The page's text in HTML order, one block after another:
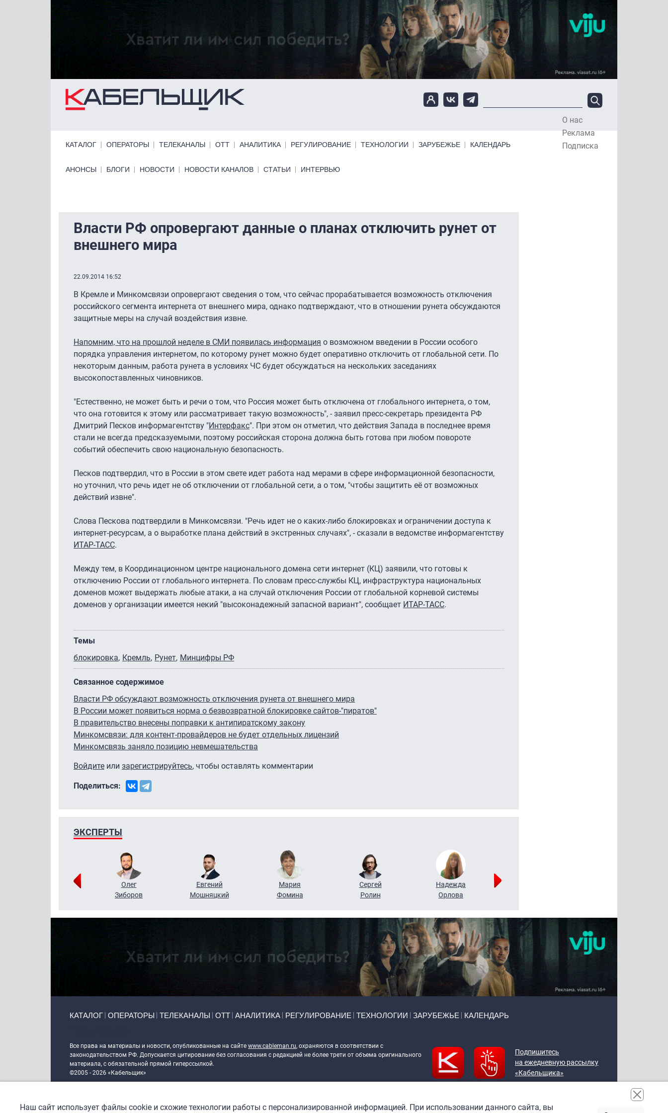
О нас
Реклама
Подписка
КАТАЛОГ ОПЕРАТОРЫ ТЕЛЕКАНАЛЫ ОТТ АНАЛИТИКА РЕГУЛИРОВАНИЕ ТЕХНОЛОГИИ ЗАРУБЕЖЬЕ КАЛЕНДАРЬ
Primary links bottom
АНОНСЫ БЛОГИ НОВОСТИ НОВОСТИ КАНАЛОВ СТАТЬИ ИНТЕРВЬЮ
Власти РФ опровергают данные о планах отключить рунет от
внешнего мира
22.09.2014 16:52
В Кремле и Минкомсвязи опровергают сведения о том, что сейчас прорабатывается возможность отключения
российского сегмента интернета от внешнего мира, однако подтверждают, что в отношении рунета обсуждаются
защитные меры на случай воздействия извне.
Напомним, что на прошлой неделе в СМИ появилась информация о возможном введении в России особого
порядка управления интернетом, по которому рунет можно будет оперативно отключить от глобальной сети. По
некоторым данным, работа рунета в условиях ЧС будет обсуждаться на нескольких заседаниях
высокопоставленных чиновников.
"Естественно, не может быть и речи о том, что Россия может быть отключена от глобального интернета, о том,
что она готовится к этому или рассматривает такую возможность", - заявил пресс-секретарь президента РФ
Дмитрий Песков информагентству "Интерфакс". При этом он отметил, что действия Запада в последнее время
стали не всегда предсказуемыми, поэтому российская сторона должна быть готова при любом повороте
событий обеспечить свою национальную безопасность.
Песков подтвердил, что в России в этом свете идет работа над мерами в сфере информационной безопасности,
но уточнил, что речь идет не об отключении от глобальной сети, а о том, "чтобы защитить её от возможных
действий извне".
Слова Пескова подтвердили в Минкомсвязи. "Речь идет не о каких-либо блокировках и ограничении доступа к
интернет-ресурсам, а о выработке плана действий в экстренных случаях", - сказали в ведомстве информагентству
ИТАР-ТАСС.
Между тем, в Координационном центре национального домена сети интернет (КЦ) заявили, что готовы к
отключению России от глобального интернета. По словам пресс-службы КЦ, инфраструктура национальных
доменов может выдержать любые атаки, а на случай отключения России от глобальной корневой системы
доменов у организации имеется некий "высоконадежный запасной вариант", сообщает ИТАР-ТАСС.
Темы
блокировка Кремль Рунет Минцифры РФ
Связанное содержимое
Власти РФ обсуждают возможность отключения рунета от внешнего мира
В России может появиться норма о безвозвратной блокировке сайтов-"пиратов"
В правительство внесены поправки к антипиратскому закону
Минкомсвязи: для контент-провайдеров не будет отдельных лицензий
Минкомсвязь заняло позицию невмешательства
Войдите или зарегистрируйтесь, чтобы оставлять комментарии
Поделиться:
ЭКСПЕРТЫ
Олег
Зиборов
Евгений
Мошняцкий
Мария
Фомина
Сергей
Ролин
Надежда
Орлова
КАТАЛОГ ОПЕРАТОРЫ ТЕЛЕКАНАЛЫ ОТТ АНАЛИТИКА РЕГУЛИРОВАНИЕ ТЕХНОЛОГИИ ЗАРУБЕЖЬЕ КАЛЕНДАРЬ
Все права на материалы и новости, опубликованные на сайте www.cableman.ru, охраняются в соответствии с
законодательством РФ. Допускается цитирование без согласования с редакцией не более трети от объема оригинального
материала, с обязательной прямой гиперссылкой.
©2005 - 2026 «Кабельщик»
DrupalCoder — поддержка сайта c 2017 года
Подпишитесь
на ежедневную рассылку
«Кабельщика»
Наш сайт использует файлы cookie и схожие технологии работы с персонализированной информацией. При использовании данного сайта, вы